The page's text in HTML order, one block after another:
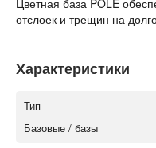
отслоек и трещин на
Характеристики
Тип
Базовые / базы